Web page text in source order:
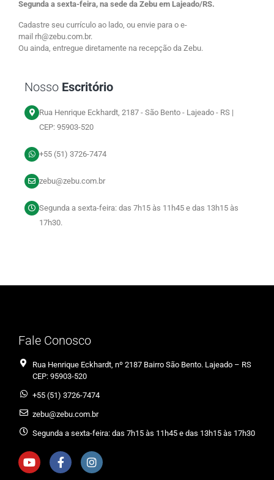
Segunda a sexta-feira, na sede da Zebu em Lajeado/RS.
Cadastre seu currículo ao lado, ou envie para o e-
mail rh@zebu.com.br.
Ou ainda, entregue diretamente na recepção da Zebu.
Nosso Escritório
Rua Henrique Eckhardt, 2187 - São Bento - Lajeado - RS |
CEP: 95903-520
+55 (51) 3726-7474
zebu@zebu.com.br
Segunda a sexta-feira: das 7h15 às 11h45 e das 13h15 às
17h30.
Fale Conosco
Rua Henrique Eckhardt, nº 2187 Bairro São Bento. Lajeado – RS
CEP: 95903-520
+55 (51) 3726-7474
zebu@zebu.com.br
Segunda a sexta-feira: das 7h15 às 11h45 e das 13h15 às 17h30